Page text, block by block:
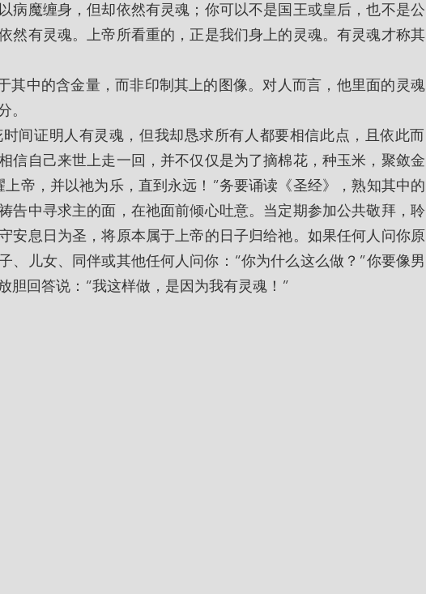
病魔缠身，但却依然有灵魂；你可以不是国王或皇后，也不是公
然有灵魂。上帝所看重的，正是我们身上的灵魂。有灵魂才称其
。
信自己来世上走一回，并不仅仅是为了摘棉花，种玉米，聚敛金
上帝，并以祂为乐，直到永远！”务要诵读《圣经》，熟知其中的
告中寻求主的面，在祂面前倾心吐意。当定期参加公共敬拜，聆
安息日为圣，将原本属于上帝的日子归给祂。如果任何人问你原
、儿女、同伴或其他任何人问你：“你为什么这么做？”你要像男
胆回答说：“我这样做，是因为我有灵魂！”